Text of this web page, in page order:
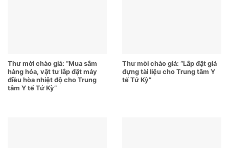
Thư mời chào giá: “Mua sắm
hàng hóa, vật tư lắp đặt máy
điều hòa nhiệt độ cho Trung
tâm Y tế Tứ Kỳ”
Thư mời chào giá: “Lắp đặt giá
đựng tài liệu cho Trung tâm Y
tế Tứ Kỳ”